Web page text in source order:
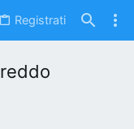
Registrati